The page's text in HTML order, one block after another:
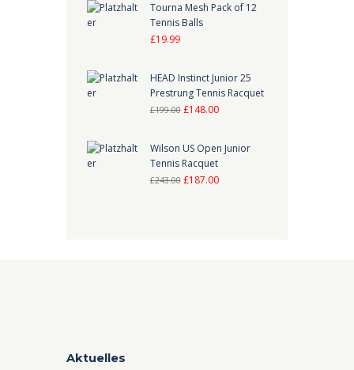
Tourna Mesh Pack of 12
Tennis Balls
£19.99
HEAD Instinct Junior 25
Prestrung Tennis Racquet
£199.00 Ursprünglicher
war:
£199.00
£148.00Aktueller
ist:
£148.00.
Wilson US Open Junior
Tennis Racquet
£243.00 Ursprünglicher
£187.00Aktueller
Aktuelles